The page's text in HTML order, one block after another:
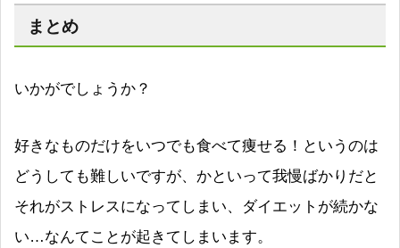
まとめ
いかがでしょうか？
好きなものだけをいつでも食べて痩せる！というのは
どうしても難しいですが、かといって我慢ばかりだと
それがストレスになってしまい、ダイエットが続かな
い…なんてことが起きてしまいます。